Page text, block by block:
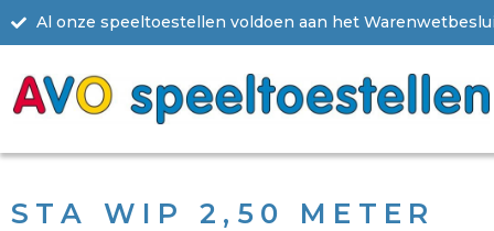
Al onze speeltoestellen voldoen aan het
STA WIP 2,50 METER